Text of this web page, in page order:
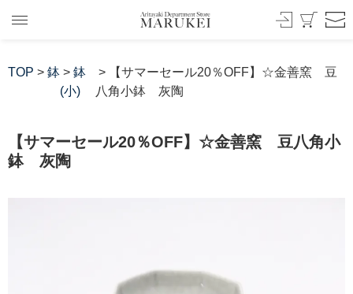
TOP > 鉢 > 鉢
(小)
> 【サマーセール20％OFF】☆金善窯 豆
八角小鉢 灰陶
【サマーセール20％OFF】☆金善窯 豆八角小
鉢 灰陶